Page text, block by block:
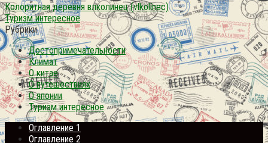
Колоритная деревня влколинец (vlkolínec)
Туризм интересное
Рубрики
Достопримечательности
Климат
О китае
О путешествиях
О японии
Туризм интересное
Оглавление 1
Оглавление 2